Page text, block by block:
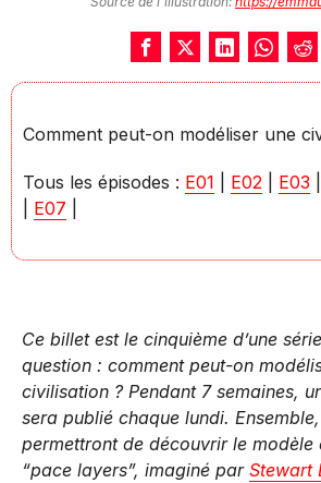
Comment peut-on modéliser une
Tous les épisodes : E01 E02 E03
E07
Ce billet est le cinquième d’une
question : comment peut-on
civilisation ? Pendant 7 semaines,
sera publié chaque lundi.
permettront de découvrir le modèle
“pace layers”, imaginé par Stewart